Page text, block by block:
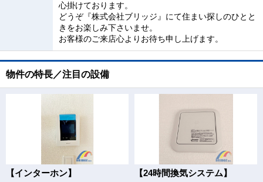
心掛けております。
どうぞ『株式会社ブリッジ』にて住まい探しのひとと
きをお楽しみ下さいませ。
お客様のご来店心よりお待ち申し上げます。
物件の特長／注目の設備
【インターホン】 【24時間換気システム】